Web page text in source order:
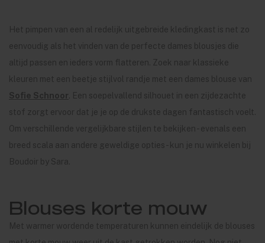
Het pimpen van een al redelijk uitgebreide kledingkast is net zo
eenvoudig als het vinden van de perfecte dames blousjes die
altijd passen en ieders vorm flatteren. Zoek naar klassieke
kleuren met een beetje stijlvol randje met een dames blouse van
Sofie Schnoor . Een soepelvallend silhouet in een zijdezachte
stof zorgt ervoor dat je je op de drukste dagen fantastisch voelt.
Om verschillende vergelijkbare stijlen te bekijken - evenals een
breed scala aan andere geweldige opties - kun je nu winkelen bij
Boudoir by Sara.
Blouses korte mouw
Met warmer wordende temperaturen kunnen eindelijk de blouses